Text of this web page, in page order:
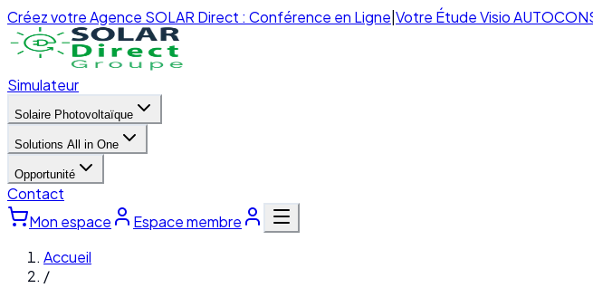
Créez votre Agence SOLAR Direct : Conférence en Ligne Votre Étude Visio
Simulateur
Solaire Photovoltaïque
Solutions All in One
Opportunité
Contact
Mon espace
Espace membre
Accueil
/